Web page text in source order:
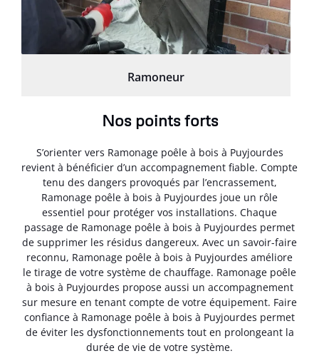
Ramoneur
Nos points forts
S’orienter vers Ramonage poêle à bois à Puyjourdes
revient à bénéficier d’un accompagnement fiable. Compte
tenu des dangers provoqués par l’encrassement,
Ramonage poêle à bois à Puyjourdes joue un rôle
essentiel pour protéger vos installations. Chaque
passage de Ramonage poêle à bois à Puyjourdes permet
de supprimer les résidus dangereux. Avec un savoir-faire
reconnu, Ramonage poêle à bois à Puyjourdes améliore
le tirage de votre système de chauffage. Ramonage poêle
à bois à Puyjourdes propose aussi un accompagnement
sur mesure en tenant compte de votre équipement. Faire
confiance à Ramonage poêle à bois à Puyjourdes permet
de éviter les dysfonctionnements tout en prolongeant la
durée de vie de votre système.